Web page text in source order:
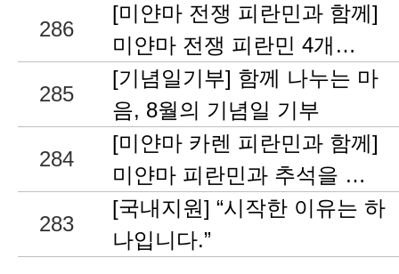
286
[미얀마 전쟁 피란민과 함께]
미얀마 전쟁 피란민 4개…
285
[기념일기부] 함께 나누는 마
음, 8월의 기념일 기부
284
[미얀마 카렌 피란민과 함께]
미얀마 피란민과 추석을 …
283
[국내지원] “시작한 이유는 하
나입니다.”